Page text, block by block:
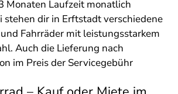
Monaten Laufzeit monatlich
stehen dir in Erftstadt verschiedene
Fahrräder mit leistungsstarkem
Auch die Lieferung nach
im Preis der Servicegebühr